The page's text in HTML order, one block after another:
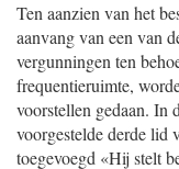
Ten aanzien van het
aanvang van een van
vergunningen ten
frequentieruimte,
voorstellen gedaan. In
voorgestelde derde lid
toegevoegd «Hij stelt